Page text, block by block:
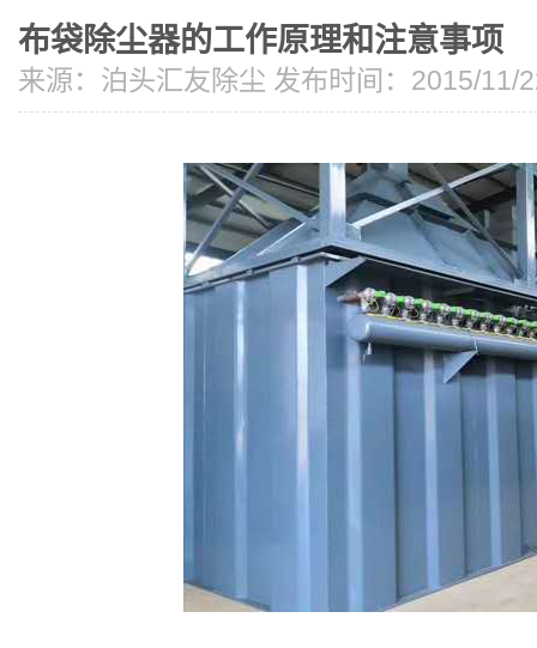
布袋除尘器的工作原理和注意事项
来源： 泊头汇友除尘 发布时间：2015/11/